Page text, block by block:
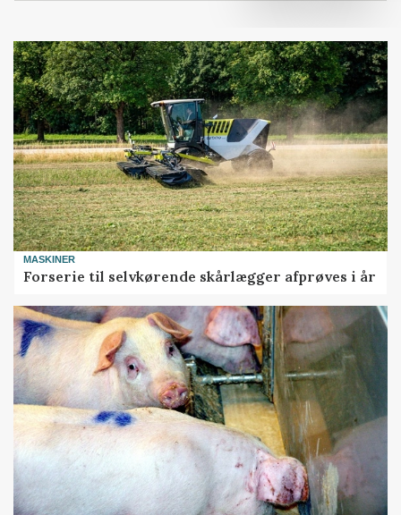
MASKINER
Forserie til selvkørende skårlægger afprøves i år